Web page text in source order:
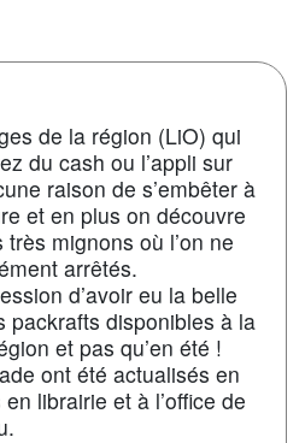
de la région (LiO) qui
du cash ou l’appli sur
raison de s’embêter à
et en plus on découvre
mignons où l’on ne
arrêtés.
d’avoir eu la belle
packrafts disponibles à la
et pas qu’en été !
ont été actualisés en
librairie et à l’office de